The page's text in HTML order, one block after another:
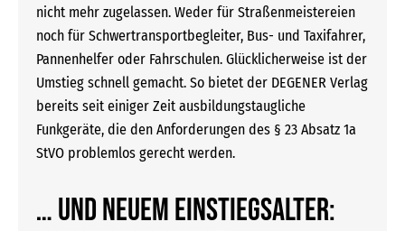
nicht mehr zugelassen. Weder für Straßenmeistereien
noch für Schwertransportbegleiter, Bus- und Taxifahrer,
Pannenhelfer oder Fahrschulen. Glücklicherweise ist der
Umstieg schnell gemacht. So bietet der DEGENER Verlag
bereits seit einiger Zeit ausbildungstaugliche
Funkgeräte, die den Anforderungen des § 23 Absatz 1a
StVO problemlos gerecht werden.
… und neuem Einstiegsalter: